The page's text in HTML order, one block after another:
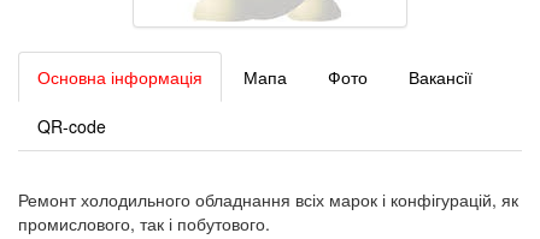
Основна інформація Мапа Фото Вакансії
QR-code
Ремонт холодильного обладнання всіх марок і конфігурацій, як
промислового, так і побутового.